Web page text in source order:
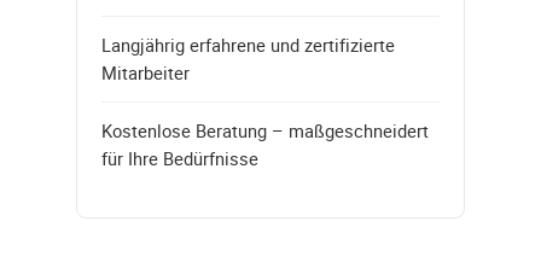
Langjährig erfahrene und zertifizierte
Mitarbeiter
Kostenlose Beratung – maßgeschneidert
für Ihre Bedürfnisse